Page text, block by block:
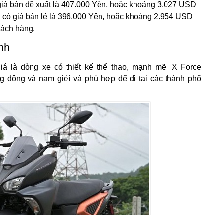
bán đề xuất là 407.000 Yên, hoặc khoảng 3.027 USD
giá bán lẻ là 396.000 Yên, hoặc khoảng 2.954 USD
hàng.
là dòng xe có thiết kế thể thao, mạnh mẽ. X Force
động và nam giới và phù hợp để đi tại các thành phố